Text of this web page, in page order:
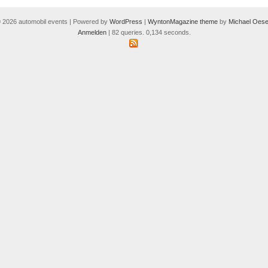
2026 automobil events | Powered by WordPress | WyntonMagazine theme by Michael
Anmelden| 82 queries. 0,134 seconds.